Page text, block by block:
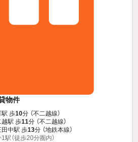
物件
駅 歩10分 （不二越線）
越駅 歩11分 （不二越線）
田中駅 歩13分 （地鉄本線）
駅（徒歩20分圏内）